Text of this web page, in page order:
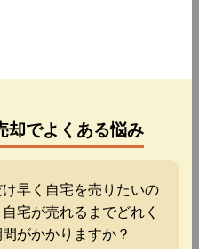
却でよくある悩み
早く自宅を売りたいの
宅が売れるまでどれく
がかかりますか？